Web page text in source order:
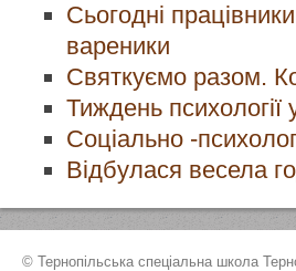
Сьогодні
вареники
Святкуємо разом.
Тиждень
Соціально -
Відбулася весела
© Тернопільська спеціальна школа